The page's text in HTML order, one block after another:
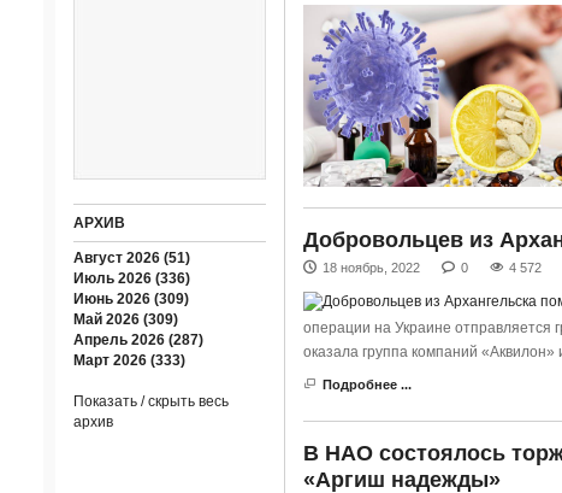
Добровольцев из
18 ноябрь, 2022 0 4 572
операции на Украине отправляется
оказала группа компаний
Подробнее ...
В НАО состоялось
«Аргиш надежды»
АРХИВ
Август 2026 (51)
Июль 2026 (336)
Июнь 2026 (309)
Май 2026 (309)
Апрель 2026 (287)
Март 2026 (333)
Показать / скрыть весь
архив